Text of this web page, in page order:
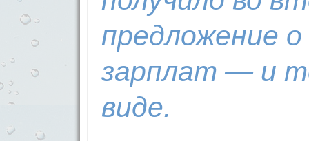
предложение
зарплат — и
виде.